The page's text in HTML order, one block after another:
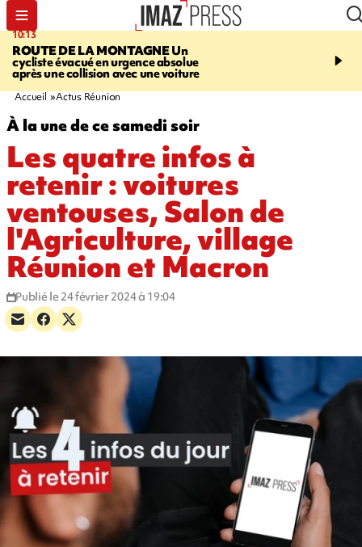
10:13
ROUTE DE LA MONTAGNEUn
cycliste évacué en urgence absolue
après une collision avec une voiture
12:23
peuvent éclater et
Accueil Actus Réunion
À la une de ce samedi soir
Les quatre infos à
retenir : voitures
ventouses, Salon de
l'Agriculture, village
Réunion et Macron
Publié le 24 février 2024 à 19:04